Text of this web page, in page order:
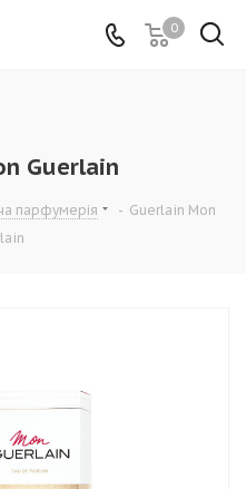
0
Guerlain
парфумерія - Guerlain Mon